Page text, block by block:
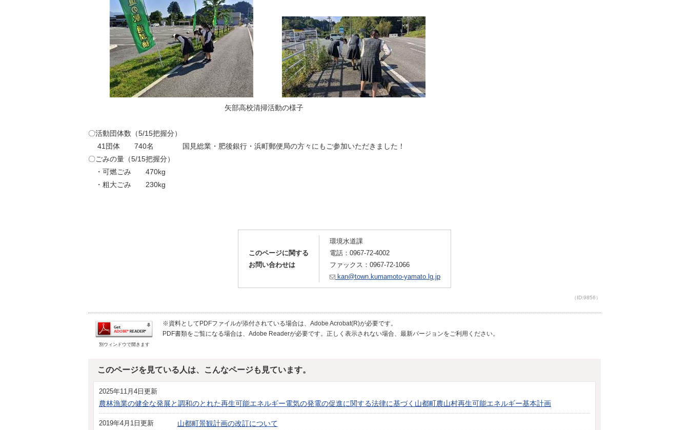
矢部高校清掃活動の様子
〇活動団体数（5/15把握分）
41団体 740名 国見総業・肥後銀行・浜町郵便局の方々にもご参加いただきました！
〇ごみの量（5/15把握分）
・可燃ごみ 470kg
・粗大ごみ 230kg
このページに関する
お問い合わせは
環境水道課
電話： 0967-72-4002
ファックス：0967-72-1066
kan@town.kumamoto-yamato.lg.jp
（ID:9856）
別ウィンドウで開きます
※資料としてPDFファイルが添付されている場合は、Adobe Acrobat(R)が必要です。
PDF書類をご覧になる場合は、Adobe Readerが必要です。正しく表示されない場合、最新バージョンをご利用ください。
このページを見ている人は、こんなページも見ています。
2025年11月4日更新
農林漁業の健全な発展と調和のとれた再生可能エネルギー電気の発電の促進に関する法律に基づく山都町農山村再生可能エネルギー基本計画
2019年4月1日更新 山都町景観計画の改訂について